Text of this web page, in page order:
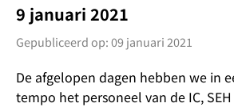
9 januari 2021
Gepubliceerd op: 09 januari 2021
De afgelopen dagen hebben we in
tempo het personeel van de IC,